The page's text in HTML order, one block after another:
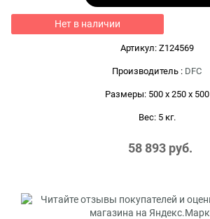
Нет в наличии
Артикул: Z124569
Производитель : DFC
Размеры: 500 x 250 x 500
Вес: 5кг.
58 893 руб.